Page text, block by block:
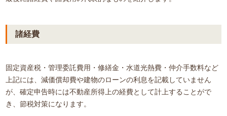
諸経費
固定資産税・管理委託費用・修繕金・水道光熱費・仲介手数料など
上記には、減価償却費や建物のローンの利息を記載していません
が、確定申告時には不動産所得上の経費として計上することがで
き、節税対策になります。